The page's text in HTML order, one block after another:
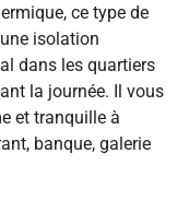
ce type de
isolation
dans les quartiers
la journée. Il vous
et tranquille à
banque, galerie